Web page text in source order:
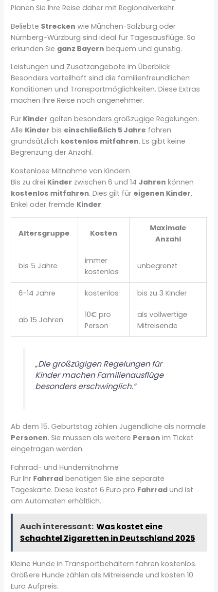
Planen Sie Ihre Reise daher mit Regionalverkehr.
Beliebte Strecken wie München-Salzburg oder
Nürnberg-Würzburg sind ideal für Tagesausflüge. So
erkunden Sie ganz Bayern bequem und günstig.
Leistungen und Zusatzangebote im Überblick
Besonders vorteilhaft sind die familienfreundlichen
Konditionen und Transportmöglichkeiten. Diese Extras
machen Ihre Reise noch angenehmer.
Für Kinder gelten besonders großzügige Regelungen.
Alle Kinder bis einschließlich 5 Jahre fahren
grundsätzlich kostenlos mitfahren. Es gibt keine
Begrenzung der Anzahl.
Kostenlose Mitnahme von Kindern
Bis zu drei Kinder zwischen 6 und 14Jahren können
kostenlos mitfahren. Dies gilt für eigenen Kinder,
Enkel oder fremde Kinder.
Altersgruppe Kosten
Maximale
Anzahl
bis 5 Jahre
immer
kostenlos
unbegrenzt
6-14 Jahre kostenlos bis zu 3 Kinder
ab 15 Jahren
10€ pro
Person
als vollwertige
Mitreisende
„Die großzügigen Regelungen für
Kinder machen Familienausflüge
besonders erschwinglich.“
Ab dem 15. Geburtstag zählen Jugendliche als normale
Personen. Sie müssen als weitere Person im Ticket
eingetragen werden.
Fahrrad- und Hundemitnahme
Für Ihr Fahrrad benötigen Sie eine separate
Tageskarte. Diese kostet 6 Euro pro Fahrrad und ist
am Automaten erhältlich.
Auch interessant: Was kostet eine
Schachtel Zigaretten in Deutschland 2025
Kleine Hunde in Transportbehältern fahren kostenlos.
Größere Hunde zählen als Mitreisende und kosten 10
Euro Aufpreis.